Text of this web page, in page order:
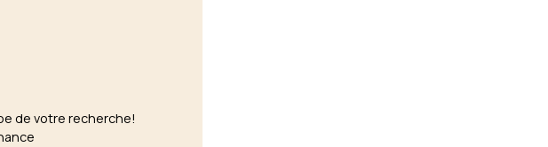
de votre recherche!